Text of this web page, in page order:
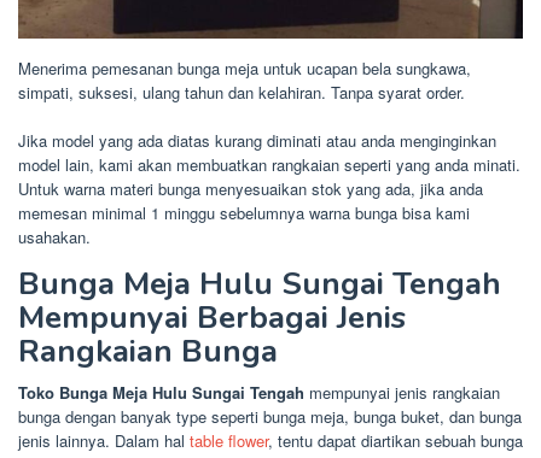
Menerima pemesanan bunga meja untuk ucapan bela sungkawa,
simpati, suksesi, ulang tahun dan kelahiran. Tanpa syarat order.
Jika model yang ada diatas kurang diminati atau anda menginginkan
model lain, kami akan membuatkan rangkaian seperti yang anda minati.
Untuk warna materi bunga menyesuaikan stok yang ada, jika anda
memesan minimal 1 minggu sebelumnya warna bunga bisa kami
usahakan.
Bunga Meja Hulu Sungai Tengah
Mempunyai Berbagai Jenis
Rangkaian Bunga
Toko Bunga Meja Hulu Sungai Tengah mempunyai jenis rangkaian
bunga dengan banyak type seperti bunga meja, bunga buket, dan bunga
jenis lainnya. Dalam hal table flower, tentu dapat diartikan sebuah bunga